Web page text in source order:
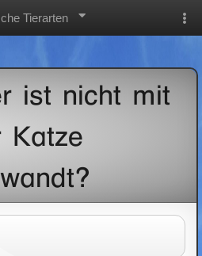
Tierarten
ist nicht mit
Katze